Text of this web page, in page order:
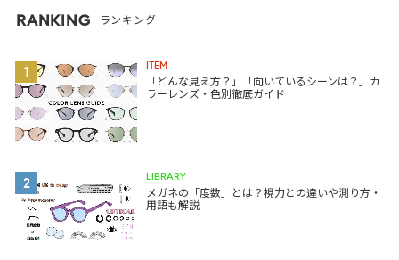
RANKING ランキング
1
ITEM
「どんな見え方？」「向いているシーンは？」カ
ラーレンズ・色別徹底ガイド
2
LIBRARY
メガネの「度数」とは？視力との違いや測り方・
用語も解説